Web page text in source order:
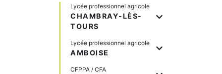
Lycée professionnel agricole
CHAMBRAY-LÈS-
TOURS
Lycée professionnel agricole
AMBOISE
CFPPA / CFA